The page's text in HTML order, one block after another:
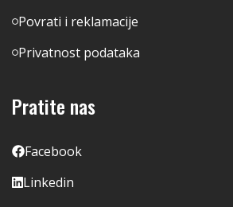
Povrati i reklamacije
Privatnost podataka
Pratite nas
Facebook
Linkedin